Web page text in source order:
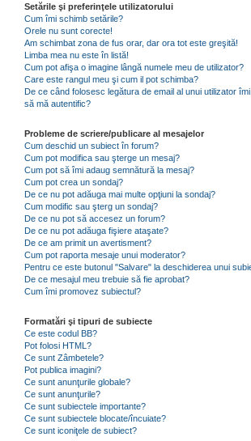
Setările şi preferinţele utilizatorului
Cum îmi schimb setările?
Orele nu sunt corecte!
Am schimbat zona de fus orar, dar ora tot este greşită!
Limba mea nu este în listă!
Cum pot afişa o imagine lângă numele meu de utilizator?
Care este rangul meu şi cum il pot schimba?
De ce când folosesc legătura de email al unui utilizator
să mă autentific?
Probleme de scriere/publicare al mesajelor
Cum deschid un subiect în forum?
Cum pot modifica sau şterge un mesaj?
Cum pot să îmi adaug semnătură la mesaj?
Cum pot crea un sondaj?
De ce nu pot adăuga mai multe opţiuni la sondaj?
Cum modific sau şterg un sondaj?
De ce nu pot să accesez un forum?
De ce nu pot adăuga fişiere ataşate?
De ce am primit un avertisment?
Cum pot raporta mesaje unui moderator?
Pentru ce este butonul "Salvare" la deschiderea unui
De ce mesajul meu trebuie să fie aprobat?
Cum îmi promovez subiectul?
Formatări şi tipuri de subiecte
Ce este codul BB?
Pot folosi HTML?
Ce sunt Zâmbetele?
Pot publica imagini?
Ce sunt anunţurile globale?
Ce sunt anunţurile?
Ce sunt subiectele importante?
Ce sunt subiectele blocate/încuiate?
Ce sunt iconiţele de subiect?